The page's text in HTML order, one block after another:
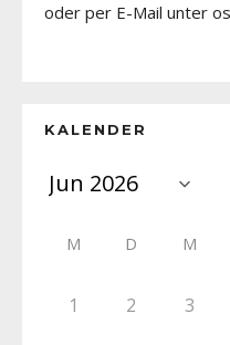
oder per E-Mail unter
KALENDER
M D M
1 2 3